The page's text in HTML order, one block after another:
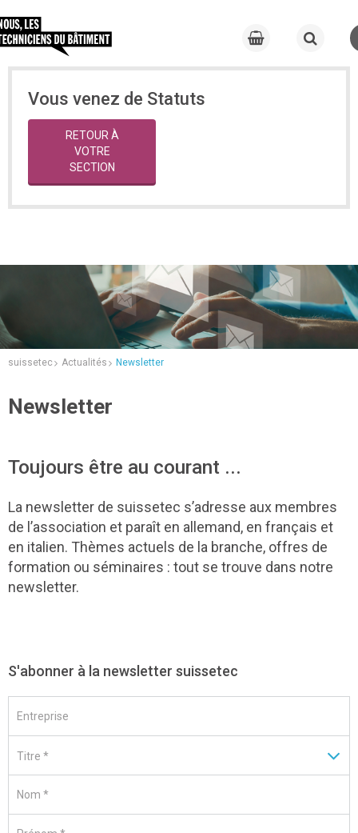
Vous venez de Statuts
RETOUR À
VOTRE
SECTION
suissetec Actualités Newsletter
Newsletter
Toujours être au courant ...
La newsletter de suissetec s’adresse aux membres
de l’association et paraît en allemand, en français et
en italien. Thèmes actuels de la branche, offres de
formation ou séminaires : tout se trouve dans notre
newsletter.
S'abonner à la newsletter suissetec